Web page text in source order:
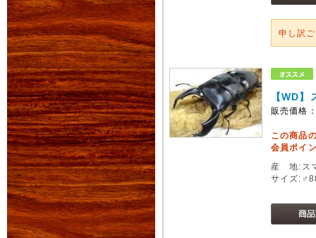
申し訳
【WD
販売価格
この商品
会員ポイ
産 地:ス
サイズ